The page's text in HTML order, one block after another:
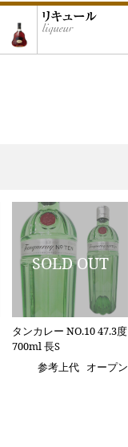
タンカレー NO.10 47.3度
700ml 長S
参考上代 オープン